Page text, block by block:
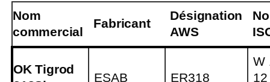
Nom
commercial
Fabricant
Désignation
AWS
OK Tigrod
ESAB ER318
W